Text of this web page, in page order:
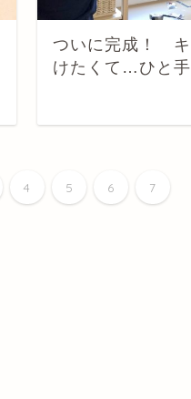
ついに完成！ キ
けたくて…ひと
4 5 6 7